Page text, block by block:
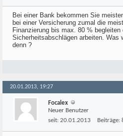
Bei einer Bank bekommen Sie
bei einer Versicherung zumal die
Finanzierung bis max. 80 %
Sicherheitsabschlägen arbeiten. Was
denn ?
20.01.2013, 19:27
Focalex
Neuer Benutzer
seit: 20.01.2013 Beiträge: